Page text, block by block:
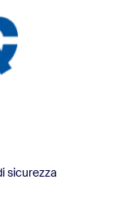
sicurezza